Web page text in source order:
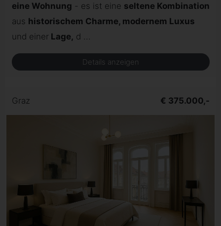
eine Wohnung - es ist eine seltene Kombination
aus historischem Charme, modernem Luxus
und einer Lage, d ...
Details anzeigen
Graz € 375.000,-